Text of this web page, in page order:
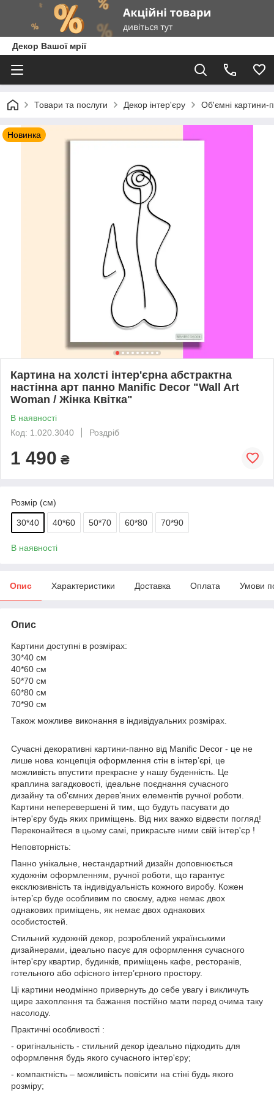
Декор Вашої мрії
Товари та послуги Декор інтер'єру Об'ємні картини-
Новинка
Картина на холсті інтер'єрна абстрактна
настінна арт панно Manific Decor "Wall Art
Woman / Жінка Квітка"
В наявності
Код: 1.020.3040
Роздріб
1 490 ₴
Розмір (см)
30*40 40*60 50*70 60*80 70*90
В наявності
Опис Характеристики Доставка Оплата Умови
Опис
Картини доступні в розмірах:
30*40 см
40*60 см
50*70 см
60*80 см
70*90 см
Також можливе виконання в індивідуальних розмірах.
Сучасні декоративні картини-панно від Manific Decor - це не
лише нова концепція оформлення стін в інтер’єрі, це
можливість впустити прекрасне у нашу буденність. Це
краплина загадковості, ідеальне поєднання сучасного
дизайну та об'ємних дерев’яних елементів ручної роботи.
Картини неперевершені й тим, що будуть пасувати до
інтер'єру будь яких приміщень. Від них важко відвести погляд!
Переконайтеся в цьому самі, прикрасьте ними свій інтер'єр !
Неповторність:
Панно унікальне, нестандартний дизайн доповнюється
художнім оформленням, ручної роботи, що гарантує
ексклюзивність та індивідуальність кожного виробу. Кожен
інтер’єр буде особливим по своєму, адже немає двох
однакових приміщень, як немає двох однакових
особистостей.
Стильний художній декор, розроблений українськими
дизайнерами, ідеально пасує для оформлення сучасного
інтер'єру квартир, будинків, приміщень кафе, ресторанів,
готельного або офісного інтер’єрного простору.
Ці картини неодмінно привернуть до себе увагу і викличуть
щире захоплення та бажання постійно мати перед очима таку
насолоду.
Практичні особливості :
- оригінальність - стильний декор ідеально підходить для
оформлення будь якого сучасного інтер'єру;
- компактність – можливість повісити на стіні будь якого
розміру;